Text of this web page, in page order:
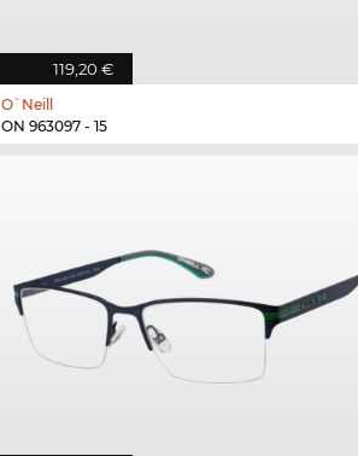
119,20 €
O`Neill
ON 963097 - 15